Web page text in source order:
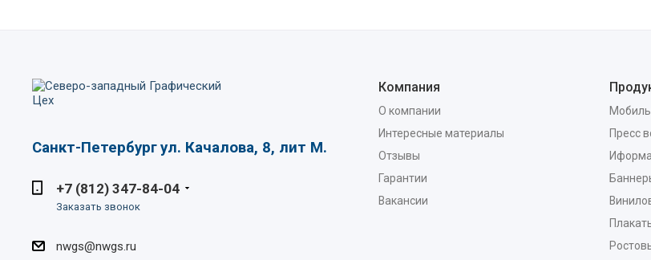
Санкт-Петербургул. Качалова, 8, лит М.
+7 (812) 347-84-04
Заказать звонок
nwgs@nwgs.ru
Компания
О компании
Интересные материалы
Отзывы
Гарантии
Вакансии
Пресс